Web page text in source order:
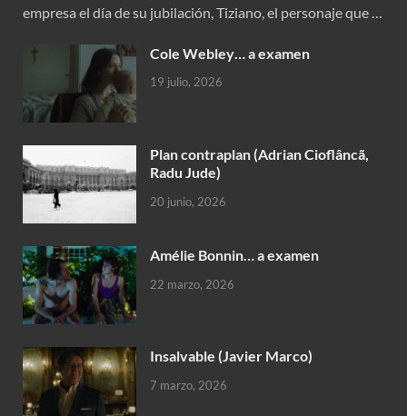
empresa el día de su jubilación, Tiziano, el personaje que …
Cole Webley… a examen
19 julio, 2026
Plan contraplan (Adrian Cioflâncã,
Radu Jude)
20 junio, 2026
Amélie Bonnin… a examen
22 marzo, 2026
Insalvable (Javier Marco)
7 marzo, 2026